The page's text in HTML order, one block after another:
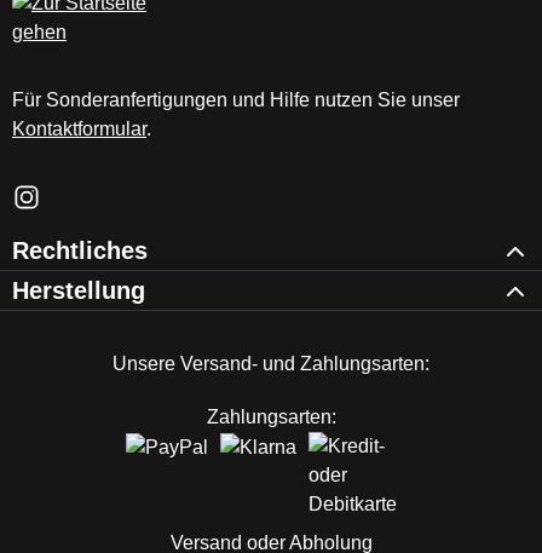
Für Sonderanfertigungen und Hilfe nutzen Sie unser
Kontaktformular.
Schau auf Instagram vorbei – öffnet in neuem Tab (externer
Rechtliches
Herstellung
Unsere Versand- und Zahlungsarten:
Zahlungsarten:
Versand oder Abholung